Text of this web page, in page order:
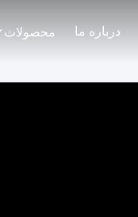
درباره ما محصولات